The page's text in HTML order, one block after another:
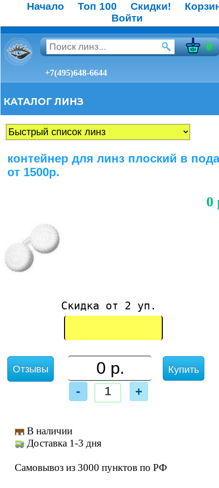
Начало Топ 100 Скидки!
Войти
0
+7(495)648-6644
КАТАЛОГ ЛИНЗ
контейнер для линз плоский в
от 1500р.
0
Скидка от 2 уп.
Отзывы
- +
Купить
В наличии
Доставка 1-3 дня
Самовывоз из 3000 пунктов по РФ